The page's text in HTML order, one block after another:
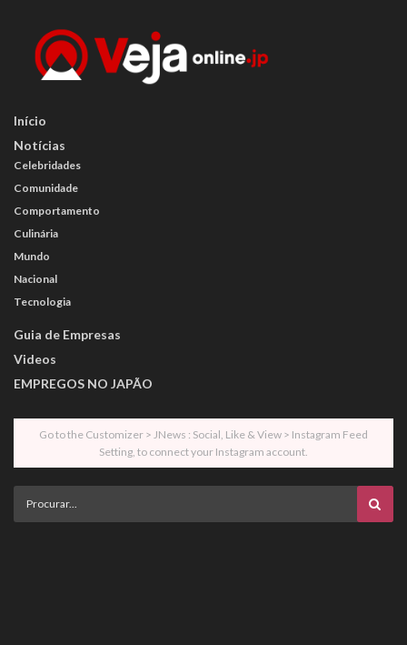
Início
Notícias
Celebridades
Comunidade
Comportamento
Culinária
Mundo
Nacional
Tecnologia
Guia de Empresas
Videos
EMPREGOS NO JAPÃO
Go to the Customizer > JNews : Social, Like & View > Instagram Feed
Setting, to connect your Instagram account.